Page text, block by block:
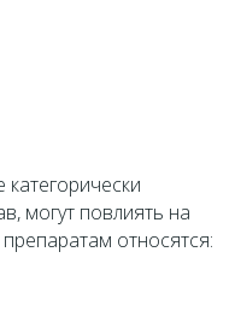
могут повлиять на
относятся: